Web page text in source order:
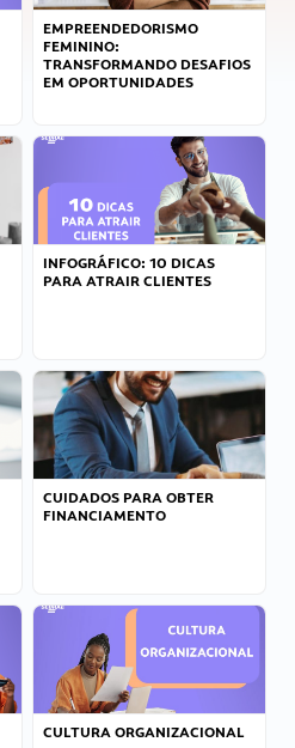
EMPREENDEDORISMO
FEMININO:
TRANSFORMANDO DESAFIOS
EM OPORTUNIDADES
INFOGRÁFICO: 10 DICAS
PARA ATRAIR CLIENTES
CUIDADOS PARA OBTER
FINANCIAMENTO
CULTURA ORGANIZACIONAL